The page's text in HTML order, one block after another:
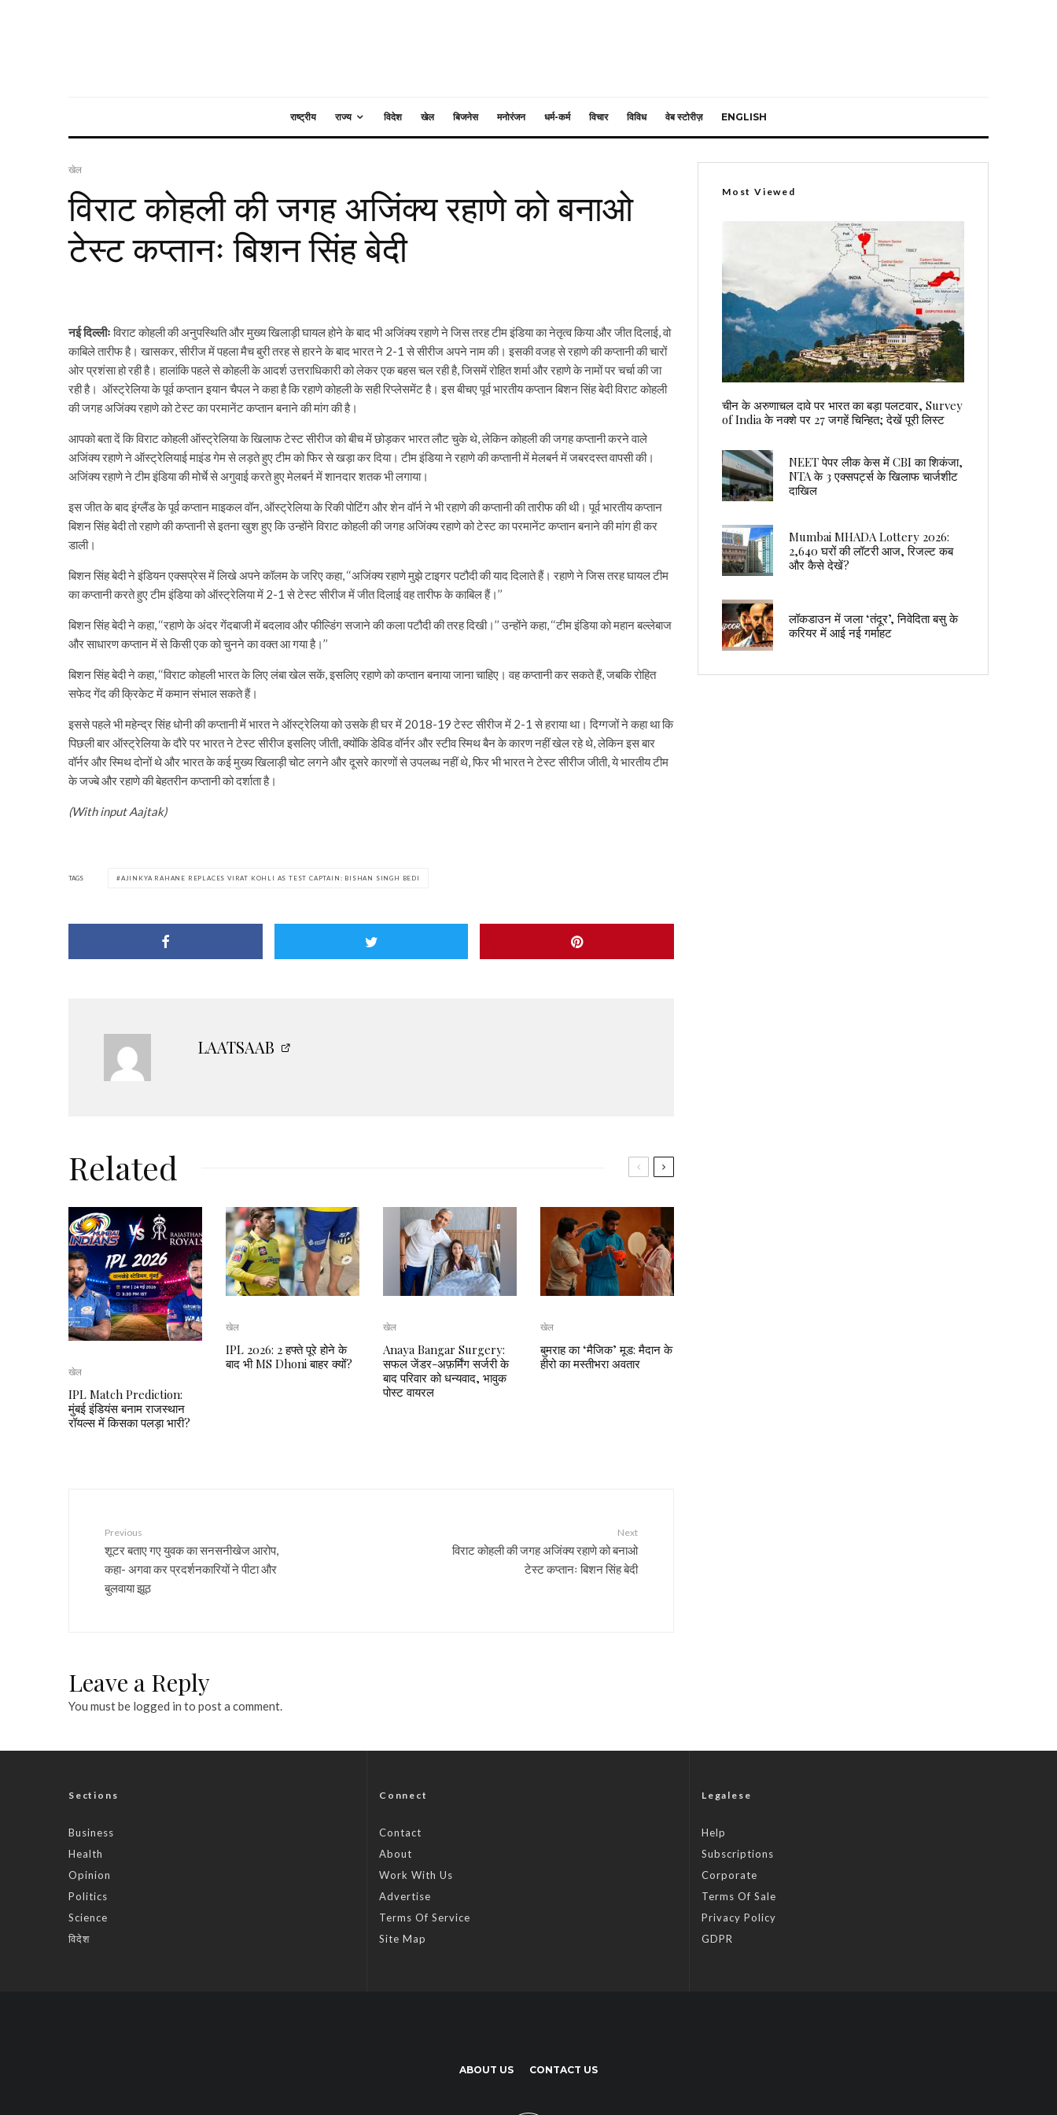
राष्ट्रीय राज्य विदेश खेल बिजनेस मनोरंजन धर्म-कर्म विचार विविध वेब स्टोरीज़ ENGLISH
खेल
विराट कोहली की जगह अजिंक्य रहाणे को बनाओ
टेस्ट कप्तानः बिशन सिंह बेदी
नई दिल्लीःविराट कोहली की अनुपस्थिति और मुख्य खिलाड़ी घायल होने के बाद भी अजिंक्य रहाणे ने जिस तरह टीम इंडिया का नेतृत्व किया और जीत दिलाई, वो
काबिले तारीफ है। खासकर, सीरीज में पहला मैच बुरी तरह से हारने के बाद भारत ने 2-1 से सीरीज अपने नाम की। इसकी वजह से रहाणे की कप्तानी की चारों
ओर प्रशंसा हो रही है। हालांकि पहले से कोहली के आदर्श उत्तराधिकारी को लेकर एक बहस चल रही है, जिसमें रोहित शर्मा और रहाणे के नामों पर चर्चा की जा
रही है। ऑस्ट्रेलिया के पूर्व कप्तान इयान चैपल ने कहा है कि रहाणे कोहली के सही रिप्लेसमेंट है। इस बीचए पूर्व भारतीय कप्तान बिशन सिंह बेदी विराट कोहली
की जगह अजिंक्य रहाणे को टेस्ट का परमानेंट कप्तान बनाने की मांग की है।
आपको बता दें कि विराट कोहली ऑस्ट्रेलिया के खिलाफ टेस्ट सीरीज को बीच में छोड़कर भारत लौट चुके थे, लेकिन कोहली की जगह कप्तानी करने वाले
अजिंक्य रहाणे ने ऑस्ट्रेलियाई माइंड गेम से लड़ते हुए टीम को फिर से खड़ा कर दिया। टीम इंडिया ने रहाणे की कप्तानी में मेलबर्न में जबरदस्त वापसी की।
अजिंक्य रहाणे ने टीम इंडिया की मोर्चे से अगुवाई करते हुए मेलबर्न में शानदार शतक भी लगाया।
इस जीत के बाद इंग्लैंड के पूर्व कप्तान माइकल वॉन, ऑस्ट्रेलिया के रिकी पोटिंग और शेन वॉर्न ने भी रहाणे की कप्तानी की तारीफ की थी। पूर्व भारतीय कप्तान
बिशन सिंह बेदी तो रहाणे की कप्तानी से इतना खुश हुए कि उन्होंने विराट कोहली की जगह अजिंक्य रहाणे को टेस्ट का परमानेंट कप्तान बनाने की मांग ही कर
डाली।
बिशन सिंह बेदी ने इंडियन एक्सप्रेस में लिखे अपने कॉलम के जरिए कहा, ‘‘अजिंक्य रहाणे मुझे टाइगर पटौदी की याद दिलाते हैं। रहाणे ने जिस तरह घायल टीम
का कप्तानी करते हुए टीम इंडिया को ऑस्ट्रेलिया में 2-1 से टेस्ट सीरीज में जीत दिलाई वह तारीफ के काबिल हैं।’’
बिशन सिंह बेदी ने कहा, ‘‘रहाणे के अंदर गेंदबाजी में बदलाव और फील्डिंग सजाने की कला पटौदी की तरह दिखी।’’ उन्होंने कहा, ‘‘टीम इंडिया को महान बल्लेबाज
और साधारण कप्तान में से किसी एक को चुनने का वक्त आ गया है।’’
बिशन सिंह बेदी ने कहा, ‘‘विराट कोहली भारत के लिए लंबा खेल सकें, इसलिए रहाणे को कप्तान बनाया जाना चाहिए। वह कप्तानी कर सकते हैं, जबकि रोहित
सफेद गेंद की क्रिकेट में कमान संभाल सकते हैं।
इससे पहले भी महेन्द्र सिंह धोनी की कप्तानी में भारत ने ऑस्ट्रेलिया को उसके ही घर में 2018-19 टेस्ट सीरीज में 2-1 से हराया था। दिग्गजों ने कहा था कि
पिछली बार ऑस्ट्रेलिया के दौरे पर भारत ने टेस्ट सीरीज इसलिए जीती, क्योंकि डेविड वॉर्नर और स्टीव स्मिथ बैन के कारण नहीं खेल रहे थे, लेकिन इस बार
वॉर्नर और स्मिथ दोनों थे और भारत के कई मुख्य खिलाड़ी चोट लगने और दूसरे कारणों से उपलब्ध नहीं थे, फिर भी भारत ने टेस्ट सीरीज जीती, ये भारतीय टीम
के जज्बे और रहाणे की बेहतरीन कप्तानी को दर्शाता है।
(With input Aajtak)
TAGS AJINKYA RAHANE REPLACES VIRAT KOHLI AS TEST CAPTAIN: BISHAN SINGH BEDI
LAATSAAB
Related
खेल
IPL Match Prediction:
मुंबई इंडियंस बनाम राजस्थान
रॉयल्स में किसका पलड़ा भारी?
खेल
IPL 2026: 2 हफ्ते पूरे होने के
बाद भी MS Dhoni बाहर क्यों?
खेल
Anaya Bangar Surgery:
सफल जेंडर-अफ़र्मिंग सर्जरी के
बाद परिवार को धन्यवाद, भावुक
पोस्ट वायरल
खेल
बुमराह का ‘मैजिक’ मूड: मैदान के
हीरो का मस्तीभरा अवतार
Previous
शूटर बताए गए युवक का सनसनीखेज आरोप,
कहा- अगवा कर प्रदर्शनकारियों ने पीटा और
बुलवाया झूठ
Next
विराट कोहली की जगह अजिंक्य रहाणे को बनाओ
टेस्ट कप्तानः बिशन सिंह बेदी
Leave a Reply
You must be logged in to post a comment.
Most Viewed
चीन के अरुणाचल दावे पर भारत का बड़ा पलटवार, Survey
of India के नक्शे पर 27 जगहें चिन्हित; देखें पूरी लिस्ट
NEET पेपर लीक केस में CBI का शिकंजा,
NTA के 3 एक्सपर्ट्स के खिलाफ चार्जशीट
दाखिल
Mumbai MHADA Lottery 2026:
2,640 घरों की लॉटरी आज, रिजल्ट कब
और कैसे देखें?
लॉकडाउन में जला ‘तंदूर’, निवेदिता बसु के
करियर में आई नई गर्माहट
Sections
Business
Health
Opinion
Politics
Science
विदेश
Connect
Contact
About
Work With Us
Advertise
Terms Of Service
Site Map
Legalese
Help
Subscriptions
Corporate
Terms Of Sale
Privacy Policy
GDPR
ABOUT US CONTACT US